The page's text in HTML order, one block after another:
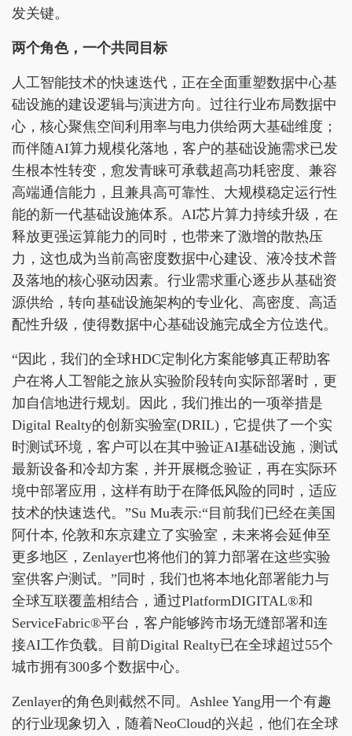
发关键。
两个角色，一个共同目标
人工智能技术的快速迭代，正在全面重塑数据中心基
础设施的建设逻辑与演进方向。过往行业布局数据中
心，核心聚焦空间利用率与电力供给两大基础维度；
而伴随AI算力规模化落地，客户的基础设施需求已发
生根本性转变，愈发青睐可承载超高功耗密度、兼容
高端通信能力，且兼具高可靠性、大规模稳定运行性
能的新一代基础设施体系。AI芯片算力持续升级，在
释放更强运算能力的同时，也带来了激增的散热压
力，这也成为当前高密度数据中心建设、液冷技术普
及落地的核心驱动因素。行业需求重心逐步从基础资
源供给，转向基础设施架构的专业化、高密度、高适
配性升级，使得数据中心基础设施完成全方位迭代。
“因此，我们的全球HDC定制化方案能够真正帮助客
户在将人工智能之旅从实验阶段转向实际部署时，更
加自信地进行规划。因此，我们推出的一项举措是
Digital Realty的创新实验室(DRIL)，它提供了一个实
时测试环境，客户可以在其中验证AI基础设施，测试
最新设备和冷却方案，并开展概念验证，再在实际环
境中部署应用，这样有助于在降低风险的同时，适应
技术的快速迭代。”Su Mu表示:“目前我们已经在美国
阿什本, 伦敦和东京建立了实验室，未来将会延伸至
更多地区，Zenlayer也将他们的算力部署在这些实验
室供客户测试。”同时，我们也将本地化部署能力与
全球互联覆盖相结合，通过PlatformDIGITAL®和
ServiceFabric®平台，客户能够跨市场无缝部署和连
接AI工作负载。目前Digital Realty已在全球超过55个
城市拥有300多个数据中心。
Zenlayer的角色则截然不同。Ashlee Yang用一个有趣
的行业现象切入，随着NeoCloud的兴起，他们在全球